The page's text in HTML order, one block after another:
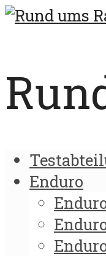
Enduro